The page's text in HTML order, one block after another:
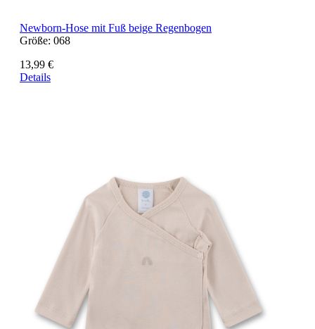
Newborn-Hose mit Fuß beige Regenbogen
Größe: 068
13,99 €
Details